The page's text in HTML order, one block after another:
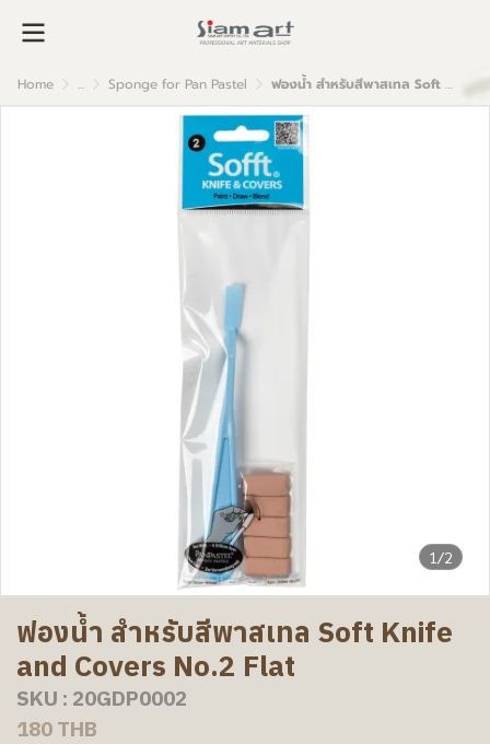
Home ... Sponge for Pan Pastel ฟองน้ำ สำหรับสีพาสเทล Soft Knife and Covers No.2 Flat
1/2
ฟองน้ำ สำหรับสีพาสเทล Soft Knife
and Covers No.2 Flat
SKU : 20GDP0002
180 THB